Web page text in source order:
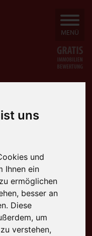
uns
und
Ihnen ein
ermöglichen
besser an
Diese
um
verstehen,
MENÜ